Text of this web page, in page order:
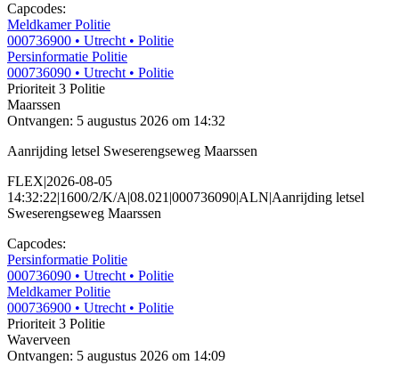
Capcodes:
Meldkamer Politie
000736900 • Utrecht • Politie
Persinformatie Politie
000736090 • Utrecht • Politie
Prioriteit 3 Politie
Maarssen
Ontvangen: 5 augustus 2026 om 14:32
Aanrijding letsel Sweserengseweg Maarssen
FLEX|2026-08-05
14:32:22|1600/2/K/A|08.021|000736090|ALN|Aanrijding letsel
Sweserengseweg Maarssen
Capcodes:
Persinformatie Politie
000736090 • Utrecht • Politie
Meldkamer Politie
000736900 • Utrecht • Politie
Prioriteit 3 Politie
Waverveen
Ontvangen: 5 augustus 2026 om 14:09